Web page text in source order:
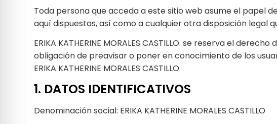
Toda persona que acceda a este sitio web asume el papel
aquí dispuestas, así como a cualquier otra disposición legal
ERIKA KATHERINE MORALES CASTILLO. se reserva el
obligación de preavisar o poner en conocimiento de los
ERIKA KATHERINE MORALES CASTILLO
1. DATOS IDENTIFICATIVOS
Denominación social: ERIKA KATHERINE MORALES CASTILLO